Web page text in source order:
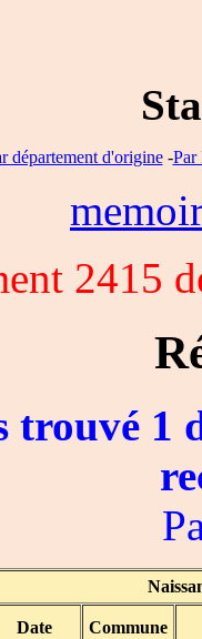
département d'origine-Par
2415
trouvé 1
Date Commune